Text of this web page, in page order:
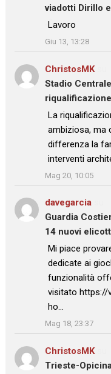
viadotti Dirillo
: “Lavoro
”
Giu 13, 13:28
ChristosMKsu
Stadio
riqualificazione
: “La
ambiziosa, ma
differenza la
interventi
”
Mag 20, 10:05
davegarcia
Guardia
14 nuovi
: “
Mi piace
dedicate ai
funzionalità
visitato https://
ho…
”
Mag 18, 23:37
ChristosMKsu
Trieste-